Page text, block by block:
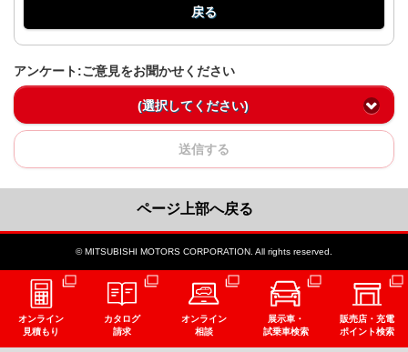
戻る
アンケート:ご意見をお聞かせください
(選択してください)
送信する
ページ上部へ戻る
© MITSUBISHI MOTORS CORPORATION. All rights reserved.
オンライン
見積もり
カタログ
請求
オンライン
相談
展示車・
試乗車検索
販売店・充電
ポイント検索